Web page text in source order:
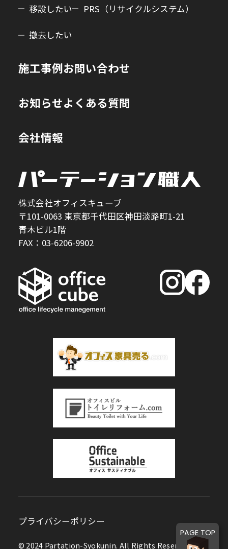
PAGE TOP
移設したい
撤去したい
PRS（リサイクルシステム）
施工事例
お知らせ
会社情報
お問い合わせ
よくある質問
株式会社オフィスキューブ
〒101-0063 東京都千代田区神田淡路町1-21
青木ビル1階
FAX：03-6206-9902
プライバシーポリシー
© 2024 Partation-Syokunin. All Rights Reserved.